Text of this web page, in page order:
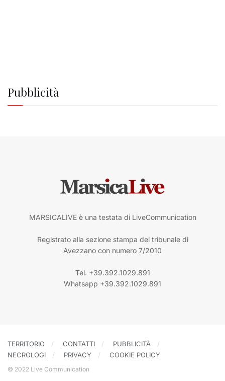
Pubblicità
MARSICALIVE è una testata di LiveCommunication
Registrato alla sezione stampa del tribunale di
Avezzano con numero 7/2010
Tel. +39.392.1029.891
Whatsapp +39.392.1029.891
TERRITORIO CONTATTI
PUBBLICITÀ
NECROLOGI
PRIVACY COOKIE POLICY
© 2022 Live Communication